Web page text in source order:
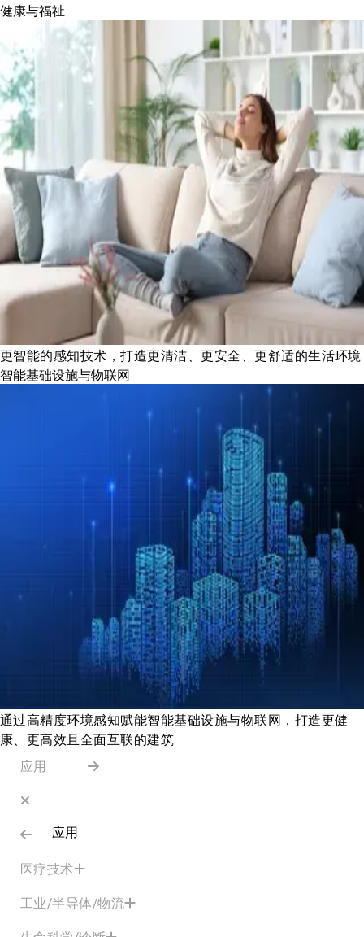
健康与福祉
更智能的感知技术，打造更清洁、更安全、更舒适的生活环境
智能基础设施与物联网
通过高精度环境感知赋能智能基础设施与物联网，打造更健
康、更高效且全面互联的建筑
应用
应用
医疗技术
工业/半导体/物流